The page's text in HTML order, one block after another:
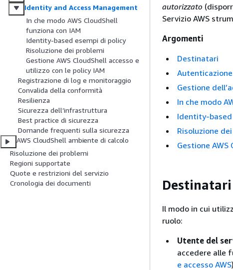
Identity and Access Management
In che modo AWS CloudShell
funziona con IAM
Identity-based esempi di policy
Risoluzione dei problemi
Gestione AWS CloudShell accesso e
utilizzo con le policy IAM
Registrazione di log e monitoraggio
Convalida della conformità
Resilienza
Sicurezza dell’infrastruttura
Best practice di sicurezza
Domande frequenti sulla sicurezza
AWS CloudShell ambiente di calcolo
Risoluzione dei problemi
Regioni supportate
Quote e restrizioni del servizio
Cronologia dei documenti
autorizzato
Servizio AWS
Argomenti
Destinatari
Gestione
In che modo
Identity-based
Risoluzione
Gestione AWS
Destinatari
Il modo in cui
ruolo:
Utente del
accedere alle
e accesso AWS)